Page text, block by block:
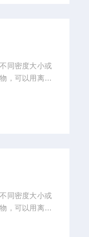
同密度大小或
，可以用离心
同密度大小或
，可以用离心
菌，严细胞成